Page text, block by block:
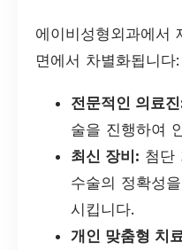
에이비성형외과에서
면에서 차별화됩니다:
전문적인 의료
술을 진행하여
최신 장비: 첨단
수술의 정확성
시킵니다.
개인 맞춤형 치